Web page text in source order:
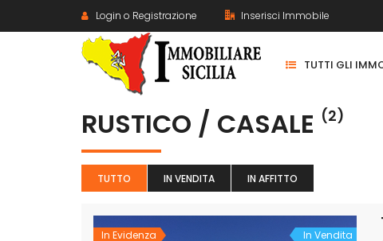
Login o Registrazione Inserisci Immobile
TUTTI GLI
RUSTICO / CASALE (2)
TUTTO IN VENDITA IN AFFITTO
In Evidenza
In Vendita